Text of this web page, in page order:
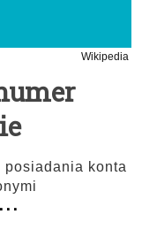
Wikipedia
konta